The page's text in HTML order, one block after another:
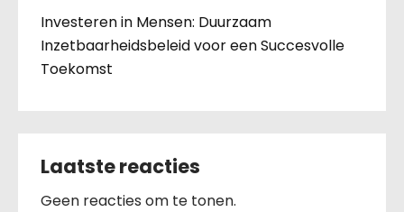
Investeren in Mensen: Duurzaam
Inzetbaarheidsbeleid voor een Succesvolle
Toekomst
Laatste reacties
Geen reacties om te tonen.